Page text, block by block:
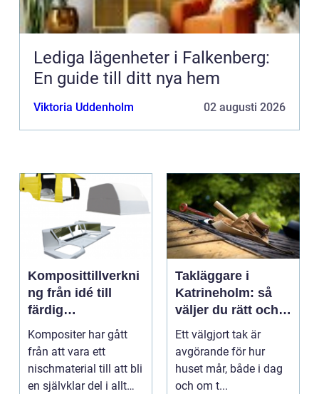
Lediga lägenheter i Falkenberg:
En guide till ditt nya hem
Viktoria Uddenholm 02 augusti 2026
Komposittillverkni
ng från idé till
färdig
högpresterande
produkt
Kompositer har gått
från att vara ett
nischmaterial till att bli
en självklar del i allt
Takläggare i
Katrineholm: så
väljer du rätt och
får ett tak som
håller
Ett välgjort tak är
avgörande för hur
huset mår, både i dag
och om t...